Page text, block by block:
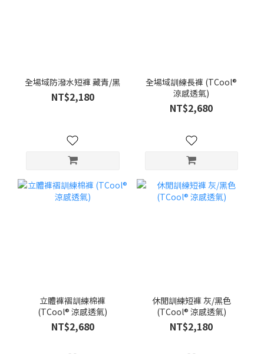
全場域防潑水短褲 藏青/黑
NT$2,180
全場域訓練長褲 (TCool®
涼感透氣)
NT$2,680
立體褲褶訓練棉褲
(TCool® 涼感透氣)
NT$2,680
休閒訓練短褲 灰/黑色
(TCool® 涼感透氣)
NT$2,180